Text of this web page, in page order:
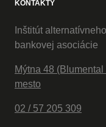
KONTAKTY
Inštitút
bankovej asociácie
Mýtna 48
mesto
02 / 57 205 309